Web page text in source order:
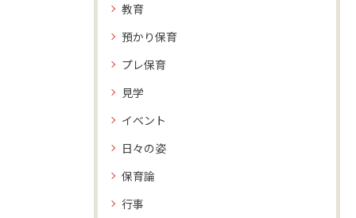
教育
預かり保育
プレ保育
見学
イベント
日々の姿
保育論
行事